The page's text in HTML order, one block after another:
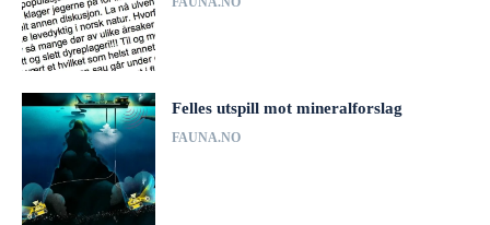
Felles utspill mot mineralforslag
FAUNA.NO